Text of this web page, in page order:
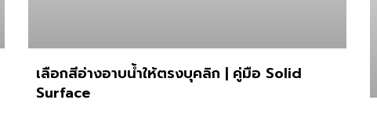
เลือกสีอ่างอาบน้ำให้ตรงบุคลิก | คู่มือ Solid
Surface